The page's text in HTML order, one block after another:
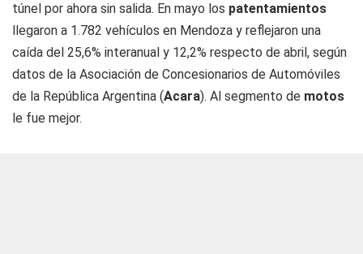
túnel por ahora sin salida. En mayo los patentamientos
llegaron a 1.782 vehículos en Mendoza y reflejaron una
caída del 25,6% interanual y 12,2% respecto de abril, según
datos de la Asociación de Concesionarios de Automóviles
de la República Argentina (Acara). Al segmento de motos
le fue mejor.